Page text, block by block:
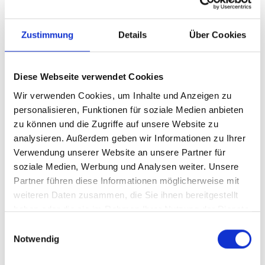
Zustimmung Details Über Cookies
Diese Webseite verwendet Cookies
Wir verwenden Cookies, um Inhalte und Anzeigen zu
personalisieren, Funktionen für soziale Medien anbieten
zu können und die Zugriffe auf unsere Website zu
analysieren. Außerdem geben wir Informationen zu Ihrer
Verwendung unserer Website an unsere Partner für
soziale Medien, Werbung und Analysen weiter. Unsere
Partner führen diese Informationen möglicherweise mit
weiteren Daten zusammen, die Sie ihnen bereitgestellt
haben oder die sie im Rahmen Ihrer Nutzung der Dienste
Notwendig
Clips sind ideal, um neue Zielgruppen zu erreichen.
Unternehmen & Marken
Twitch Clips können für Marketing genutzt werden.
Selbstständige
Mehr Sichtbarkeit bringt mehr Möglichkeiten und
Kooperationen.
Twitch Clip Views kaufen –
sicher & effektiv
Viele fragen sich, ob Twitch Clip Views kaufen sicher
Du musst kein Passwort angeben. Dein Account